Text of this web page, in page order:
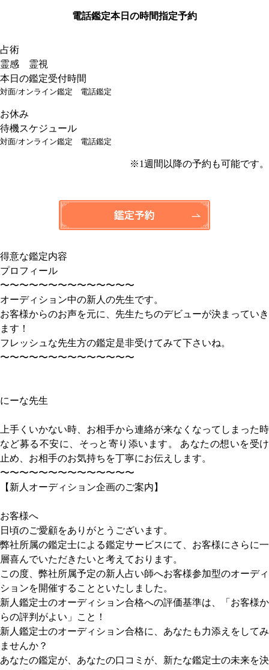
電話鑑定本日の時間指定予約
占術
霊感 霊視
本日の鑑定受付時間
対面/オンライン鑑定 電話鑑定
お休み
待機スケジュール
対面/オンライン鑑定 電話鑑定
※1週間以降の予約も可能です。
得意な鑑定内容
プロフィール
〜〜〜〜〜〜〜〜〜〜〜〜〜〜
オーディション中の新人の先生です。
お客様からのお声を元に、先生たちのデビューが決まっていき
ます！
フレッシュな先生方の鑑定是非受けてみて下さいね。
〜〜〜〜〜〜〜〜〜〜〜〜〜〜
にーな先生
上手くいかない時、お相手から連絡が来なくなってしまった時
など募る不安に、そっと寄り添います。 あなたの想いを受け
止め、お相手のお気持ちを丁寧にお伝えします。
〜〜〜〜〜〜〜〜〜〜〜〜〜〜
【新人オーディション企画のご案内】
お客様へ
日頃のご愛顧をありがとうございます。
弊社所属の鑑定士による鑑定サービスにて、お客様にさらに一
層喜んでいただきたいと考えております。
この度、弊社所属予定の新人占い師へお客様参加型のオーディ
ションを開催することといたしました。
新人鑑定士のオーディション合格への評価基準は、「お客様か
らの評判がよい」こと！
新人鑑定士のオーディション合格に、あなたも力添えをしてみ
ませんか？
あなたの鑑定が、あなたの口コミが、新たな鑑定士の未来を決